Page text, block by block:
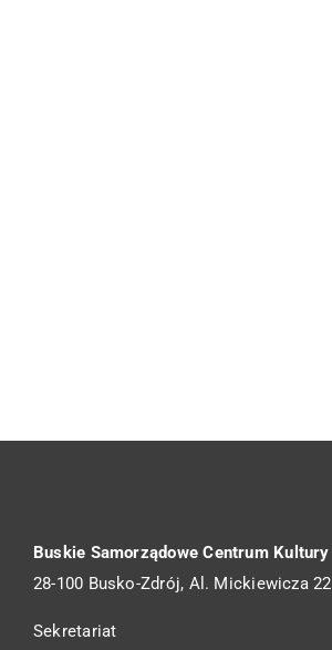
Buskie Samorządowe Centrum Kultury
28-100 Busko-Zdrój, Al. Mickiewicza 22
Sekretariat